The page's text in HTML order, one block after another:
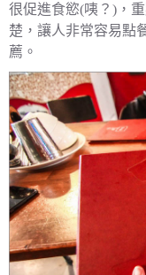
很促進食慾(咦？)，
楚，讓人非常容易點
薦。